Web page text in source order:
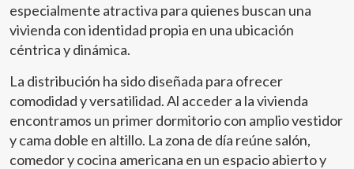
especialmente atractiva para quienes buscan una
vivienda con identidad propia en una ubicación
céntrica y dinámica.
La distribución ha sido diseñada para ofrecer
comodidad y versatilidad. Al acceder a la vivienda
encontramos un primer dormitorio con amplio vestidor
y cama doble en altillo. La zona de día reúne salón,
comedor y cocina americana en un espacio abierto y